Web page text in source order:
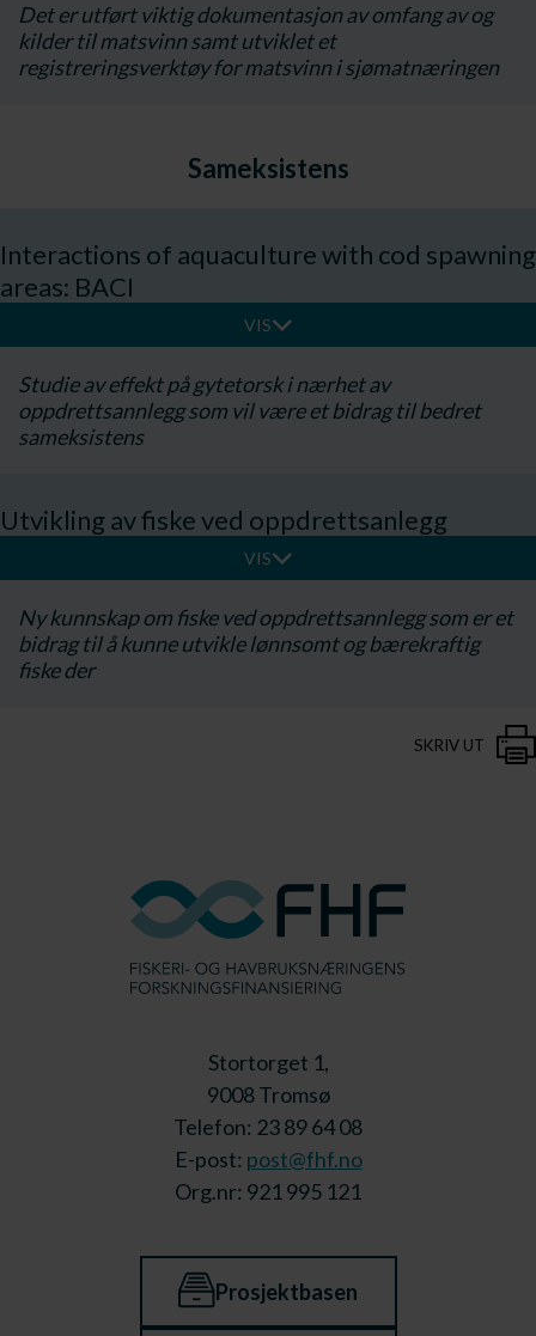
​Det er utført viktig dokumentasjon av omfang av og
kilder til matsvinn samt utviklet et
registreringsverktøy for matsvinn i sjømatnæringen
Sameksistens
Interactions of aquaculture with cod spawning
areas: BACI
VIS
​Studie av effekt på gytetorsk i nærhet av
oppdrettsannlegg som vil være et bidrag til bedret
sameksistens
Utvikling av fiske ved oppdrettsanlegg
VIS
Ny kunnskap om fiske ved oppdrettsannlegg som er et
bidrag til å kunne utvikle lønnsomt og bærekraftig
fiske der
SKRIV UT
Stortorget 1,
9008 Tromsø
Telefon: 23 89 64 08
E-post: post@fhf.no
Org.nr: 921 995 121
Prosjektbasen